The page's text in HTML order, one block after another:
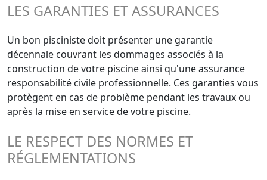
LES GARANTIES ET ASSURANCES
Un bon pisciniste doit présenter une garantie
décennale couvrant les dommages associés à la
construction de votre piscine ainsi qu'une assurance
responsabilité civile professionnelle. Ces garanties vous
protègent en cas de problème pendant les travaux ou
après la mise en service de votre piscine.
LE RESPECT DES NORMES ET
RÉGLEMENTATIONS